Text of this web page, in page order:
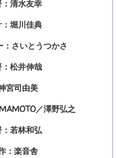
清水友幸
堀川佳典
：さいとうつかさ
松井伸哉
宮司由美
／澤野弘之
若林和弘
：楽音舎